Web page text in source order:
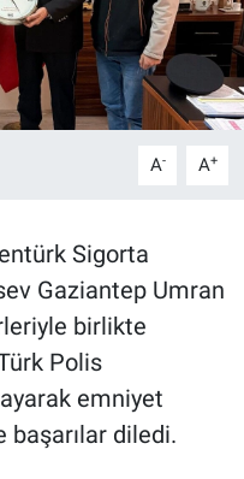
A- A+
Sigorta
Gaziantep Umran
birlikte
Polis
emniyet
başarılar diledi.